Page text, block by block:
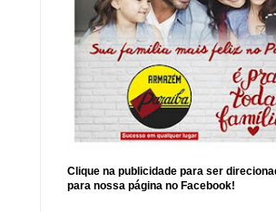
Clique na publicidade para ser
para nossa página no Facebook!